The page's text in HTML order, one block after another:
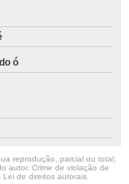
ó
reprodução, parcial ou total,
autor. Crime de violação de
Lei de direitos autorais